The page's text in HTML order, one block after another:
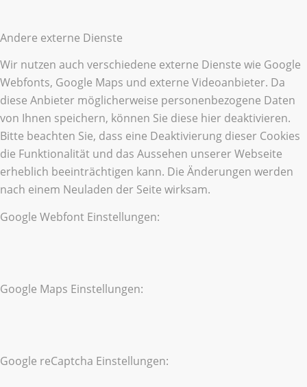
Andere externe Dienste
Wir nutzen auch verschiedene externe Dienste wie Google
Webfonts, Google Maps und externe Videoanbieter. Da
diese Anbieter möglicherweise personenbezogene Daten
von Ihnen speichern, können Sie diese hier deaktivieren.
Bitte beachten Sie, dass eine Deaktivierung dieser Cookies
die Funktionalität und das Aussehen unserer Webseite
erheblich beeinträchtigen kann. Die Änderungen werden
nach einem Neuladen der Seite wirksam.
Google Webfont Einstellungen:
Google Maps Einstellungen:
Google reCaptcha Einstellungen: